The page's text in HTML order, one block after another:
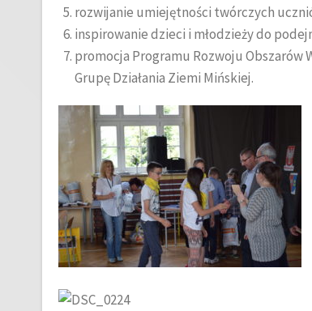
rozwijanie umiejętności twórczych
inspirowanie dzieci i młodzieży do
promocja Programu Rozwoju Obszarów
Grupę Działania Ziemi Mińskiej.